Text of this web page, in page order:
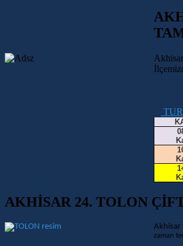
AKHİSAR 24. TOLON
Akhisar
zaman